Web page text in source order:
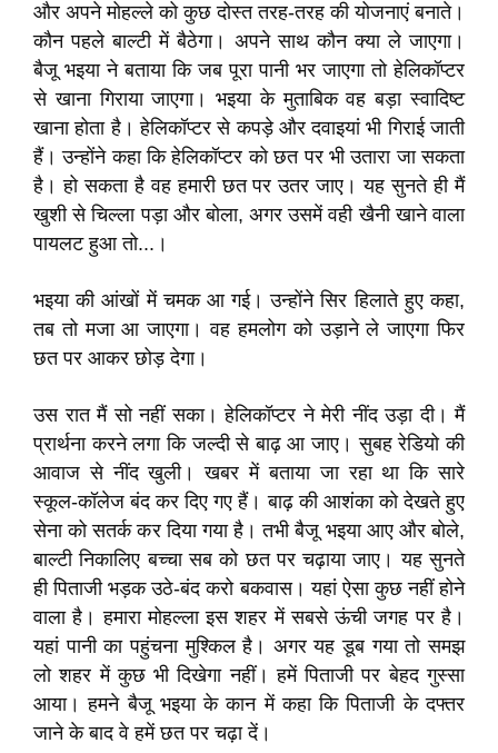
और अपने मोहल्ले को कुछ दोस्त तरह-तरह की योजनाएं बनाते।
कौन पहले बाल्टी में बैठेगा। अपने साथ कौन क्या ले जाएगा।
बैजू भइया ने बताया कि जब पूरा पानी भर जाएगा तो हेलिकॉप्टर
से खाना गिराया जाएगा। भइया के मुताबिक वह बड़ा स्वादिष्ट
खाना होता है। हेलिकॉप्टर से कपड़े और दवाइयां भी गिराई जाती
हैं। उन्होंने कहा कि हेलिकॉप्टर को छत पर भी उतारा जा सकता
है। हो सकता है वह हमारी छत पर उतर जाए। यह सुनते ही मैं
खुशी से चिल्ला पड़ा और बोला, अगर उसमें वही खैनी खाने वाला
पायलट हुआ तो...।
भइया की आंखों में चमक आ गई। उन्होंने सिर हिलाते हुए कहा,
तब तो मजा आ जाएगा। वह हमलोग को उड़ाने ले जाएगा फिर
छत पर आकर छोड़ देगा।
उस रात मैं सो नहीं सका। हेलिकॉप्टर ने मेरी नींद उड़ा दी। मैं
प्रार्थना करने लगा कि जल्दी से बाढ़ आ जाए। सुबह रेडियो की
आवाज से नींद खुली। खबर में बताया जा रहा था कि सारे
स्कूल-कॉलेज बंद कर दिए गए हैं। बाढ़ की आशंका को देखते हुए
सेना को सतर्क कर दिया गया है। तभी बैजू भइया आए और बोले,
बाल्टी निकालिए बच्चा सब को छत पर चढ़ाया जाए। यह सुनते
ही पिताजी भड़क उठे-बंद करो बकवास। यहां ऐसा कुछ नहीं होने
वाला है। हमारा मोहल्ला इस शहर में सबसे ऊंची जगह पर है।
यहां पानी का पहुंचना मुश्किल है। अगर यह डूब गया तो समझ
लो शहर में कुछ भी दिखेगा नहीं। हमें पिताजी पर बेहद गुस्सा
आया। हमने बैजू भइया के कान में कहा कि पिताजी के दफ्तर
जाने के बाद वे हमें छत पर चढ़ा दें।